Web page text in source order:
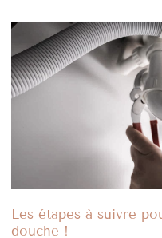
Les étapes à suivre
douche !